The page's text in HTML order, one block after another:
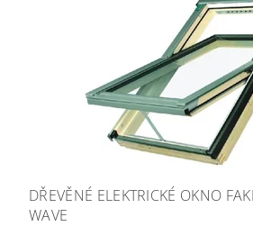
DŘEVĚNÉ ELEKTRICKÉ OKNO
WAVE